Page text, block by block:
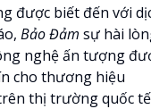
được biết đến với
Bảo Đảm sự hài
nghệ ấn tượng
cho thương hiệu
thị trường quốc